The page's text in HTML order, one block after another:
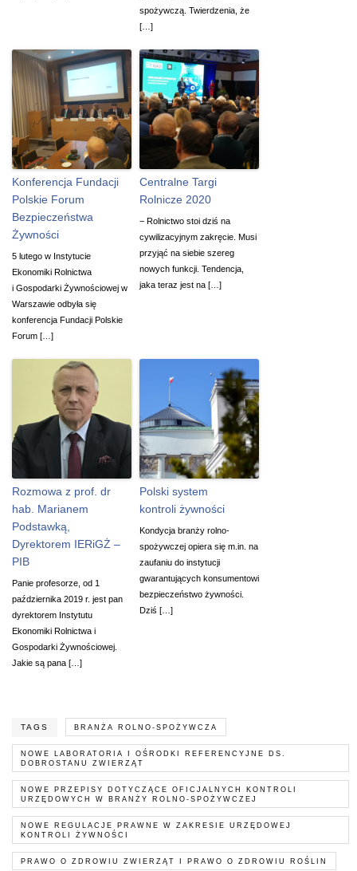
spożywczą. Twierdzenia, że
[…]
Konferencja Fundacji
Polskie Forum
Bezpieczeństwa
Żywności
5 lutego w Instytucie
Ekonomiki Rolnictwa
i Gospodarki Żywnościowej w
Warszawie odbyła się
konferencja Fundacji Polskie
Forum […]
Centralne Targi
Rolnicze 2020
− Rolnictwo stoi dziś na
cywilizacyjnym zakręcie. Musi
przyjąć na siebie szereg
nowych funkcji. Tendencja,
jaka teraz jest na […]
Rozmowa z prof. dr
hab. Marianem
Podstawką,
Dyrektorem IERiGŻ –
PIB
Panie profesorze, od 1
października 2019 r. jest pan
dyrektorem Instytutu
Ekonomiki Rolnictwa i
Gospodarki Żywnościowej.
Jakie są pana […]
Polski system
kontroli żywności
Kondycja branży rolno-
spożywczej opiera się m.in. na
zaufaniu do instytucji
gwarantujących konsumentowi
bezpieczeństwo żywności.
Dziś […]
TAGS BRANŻA ROLNO-SPOŻYWCZA
NOWE LABORATORIA I OŚRODKI REFERENCYJNE DS.
DOBROSTANU ZWIERZĄT
NOWE PRZEPISY DOTYCZĄCE OFICJALNYCH KONTROLI
URZĘDOWYCH W BRANŻY ROLNO-SPOŻYWCZEJ
NOWE REGULACJE PRAWNE W ZAKRESIE URZĘDOWEJ
KONTROLI ŻYWNOŚCI
PRAWO O ZDROWIU ZWIERZĄT I PRAWO O ZDROWIU ROŚLIN